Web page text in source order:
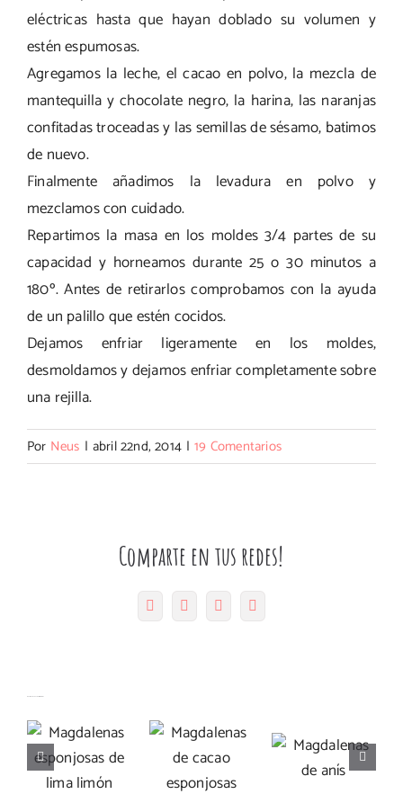
eléctricas hasta que hayan doblado su volumen y
estén espumosas.
Agregamos la leche, el cacao en polvo, la mezcla de
mantequilla y chocolate negro, la harina, las naranjas
confitadas troceadas y las semillas de sésamo, batimos
de nuevo.
Finalmente añadimos la levadura en polvo y
mezclamos con cuidado.
Repartimos la masa en los moldes 3/4 partes de su
capacidad y horneamos durante 25 o 30 minutos a
180º. Antes de retirarlos comprobamos con la ayuda
de un palillo que estén cocidos.
Dejamos enfriar ligeramente en los moldes,
desmoldamos y dejamos enfriar completamente sobre
una rejilla.
Por Neus | abril 22nd, 2014 | 19 Comentarios
Comparte en tus redes!
FacebookTwitter Pinterest
electrónico
esponjosas
de lima
Magdalenas
de cacao
Magdalenas
de anís